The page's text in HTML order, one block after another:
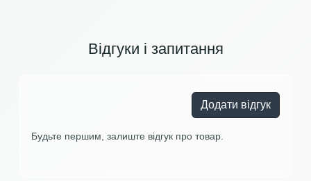
Відгуки і запитання
Додати відгук
Будьте першим, залиште відгук про товар.